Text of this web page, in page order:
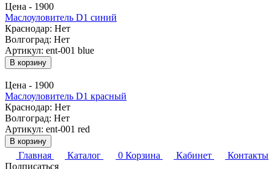
Цена - 1900
Маслоуловитель D1 синий
Краснодар: Нет
Волгоград: Нет
Артикул: ent-001 blue
В корзину
Цена - 1900
Маслоуловитель D1 красный
Краснодар: Нет
Волгоград: Нет
Артикул: ent-001 red
В корзину
Главная Каталог 0 Корзина Кабинет
Контакты
Подписаться